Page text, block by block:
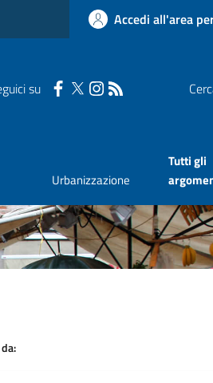
Accedi all'area
su
Urbanizzazione
Tutti gli